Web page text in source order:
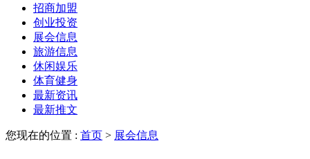
招商加盟
创业投资
展会信息
旅游信息
休闲娱乐
体育健身
最新资讯
最新推文
您现在的位置 : 首页 > 展会信息